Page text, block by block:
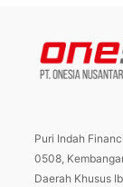
Puri Indah
0508,
Daerah Khusus